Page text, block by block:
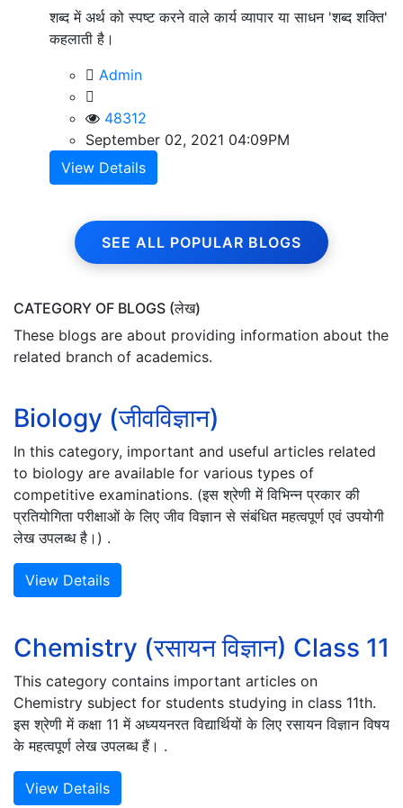
शब्द में अर्थ को स्पष्ट करने वाले कार्य व्यापार या साधन 'शब्द शक्ति'
कहलाती है।
Admin
48312
September 02, 2021 04:09PM
View Details
SEE ALL POPULAR BLOGS
CATEGORY OF BLOGS (लेख)
These blogs are about providing information about the
related branch of academics.
Biology (जीवविज्ञान)
In this category, important and useful articles related
to biology are available for various types of
competitive examinations. (इस श्रेणी में विभिन्न प्रकार की
प्रतियोगिता परीक्षाओं के लिए जीव विज्ञान से संबंधित महत्वपूर्ण एवं उपयोगी
लेख उपलब्ध है।) .
View Details
Chemistry (रसायन विज्ञान) Class 11
This category contains important articles on
Chemistry subject for students studying in class 11th.
इस श्रेणी में कक्षा 11 में अध्ययनरत विद्यार्थियों के लिए रसायन विज्ञान विषय
के महत्वपूर्ण लेख उपलब्ध हैं। .
View Details